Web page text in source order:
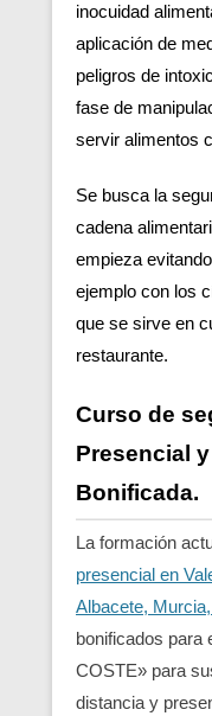
inocuidad
aplicación de
peligros de
fase de
servir alimentos
Se busca la
cadena
empieza
ejemplo con los
que se sirve en
restaurante.
Curso de
Presencial
Bonificada.
La formación
presencial en
Albacete,
bonificados para
COSTE» para
distancia y